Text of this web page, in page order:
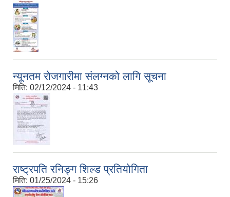
न्यूनतम रोजगारीमा संलग्नको लागि सूचना
मिति: 02/12/2024 - 11:43
राष्ट्रपति रनिङ्ग शिल्ड प्रतियोगिता
मिति: 01/25/2024 - 15:26